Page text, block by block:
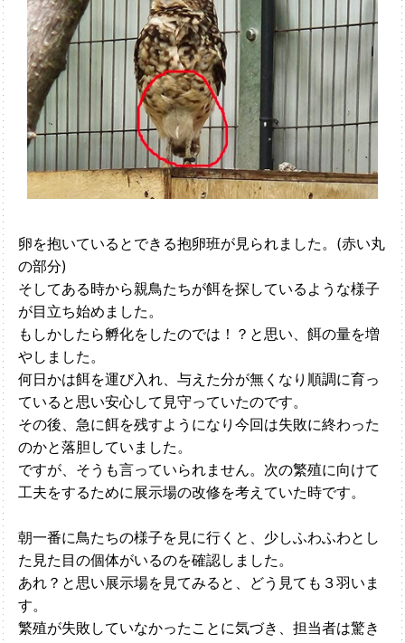
卵を抱いているとできる抱卵班が見られました。(赤い丸
の部分)
そしてある時から親鳥たちが餌を探しているような様子
が目立ち始めました。
もしかしたら孵化をしたのでは！？と思い、餌の量を増
やしました。
何日かは餌を運び入れ、与えた分が無くなり順調に育っ
ていると思い安心して見守っていたのです。
その後、急に餌を残すようになり今回は失敗に終わった
のかと落胆していました。
ですが、そうも言っていられません。次の繁殖に向けて
工夫をするために展示場の改修を考えていた時です。
朝一番に鳥たちの様子を見に行くと、少しふわふわとし
た見た目の個体がいるのを確認しました。
あれ？と思い展示場を見てみると、どう見ても３羽いま
す。
繁殖が失敗していなかったことに気づき、担当者は驚き